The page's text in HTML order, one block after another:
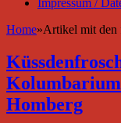
Home»Artikel mit den
Homberg